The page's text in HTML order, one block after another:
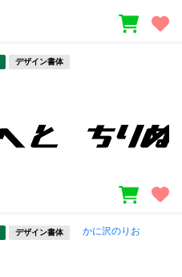
デザイン書体
デザイン書体 かに沢のりお